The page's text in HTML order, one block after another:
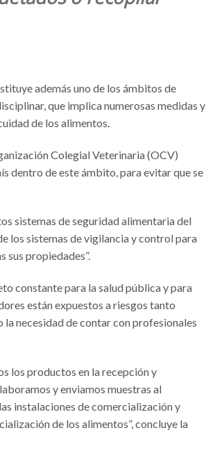
además uno de los ámbitos de
que implica numerosas medidas y
de los alimentos.
Colegial Veterinaria (OCV)
dentro de este ámbito, para evitar que se
sistemas de seguridad alimentaria del
los sistemas de vigilancia y control para
sus propiedades”.
constante para la salud pública y para
están expuestos a riesgos tanto
necesidad de contar con profesionales
los productos en la recepción y
y enviamos muestras al
instalaciones de comercialización y
de los alimentos”, concluye la